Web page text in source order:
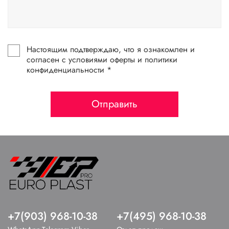
Настоящим подтверждаю, что я ознакомлен и
согласен с условиями оферты и политики
конфиденциальности *
Отправить
+7(903) 968-10-38 +7(495) 968-10-38